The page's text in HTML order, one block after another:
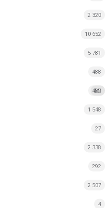
2 320
10 652
5 781
488
MI
422
1 548
27
2 338
292
2 507
4